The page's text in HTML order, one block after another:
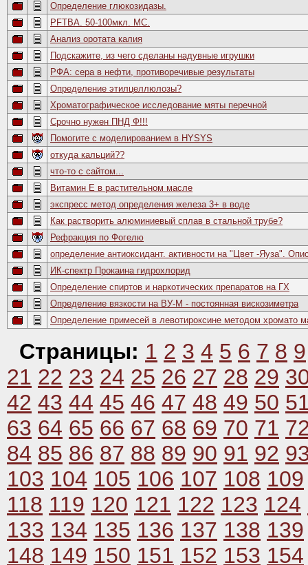
Определение глюкозидазы.
PFTBA. 50-100мкл. МС.
Анализ оротата калия
Подскажите, из чего сделаны надувные игрушки
РФА: сера в нефти, противоречивые результаты
Определение этилцеллюлозы?
Хроматографическое исследование мяты перечной
Срочно нужен ПНД Ф!!!
Помогите с моделированием в HYSYS
откуда кальций??
что-то с сайтом...
Витамин Е в растительном масле
экспресс метод определения железа 3+ в воде
Как растворить алюминиевый сплав в стальной трубе?
Рефракция по Фогелю
определение антиоксидант. активности на "Цвет -Яуза".
ИК-спектр Прокаина гидрохлорид
Определение спиртов и наркотических препаратов на ГХ
Определение вязкости на ВУ-М - постоянная вискозиметра
Определение примесей в левотироксине методом хромато
Страницы: 1 2 3 4 5 6 7 8 9
21 22 23 24 25 26 27 28 29
42 43 44 45 46 47 48 49 50
63 64 65 66 67 68 69 70 71
84 85 86 87 88 89 90 91 92
103 104 105 106 107 108 109
118 119 120 121 122 123 124
133 134 135 136 137 138 139
148 149 150 151 152 153 154